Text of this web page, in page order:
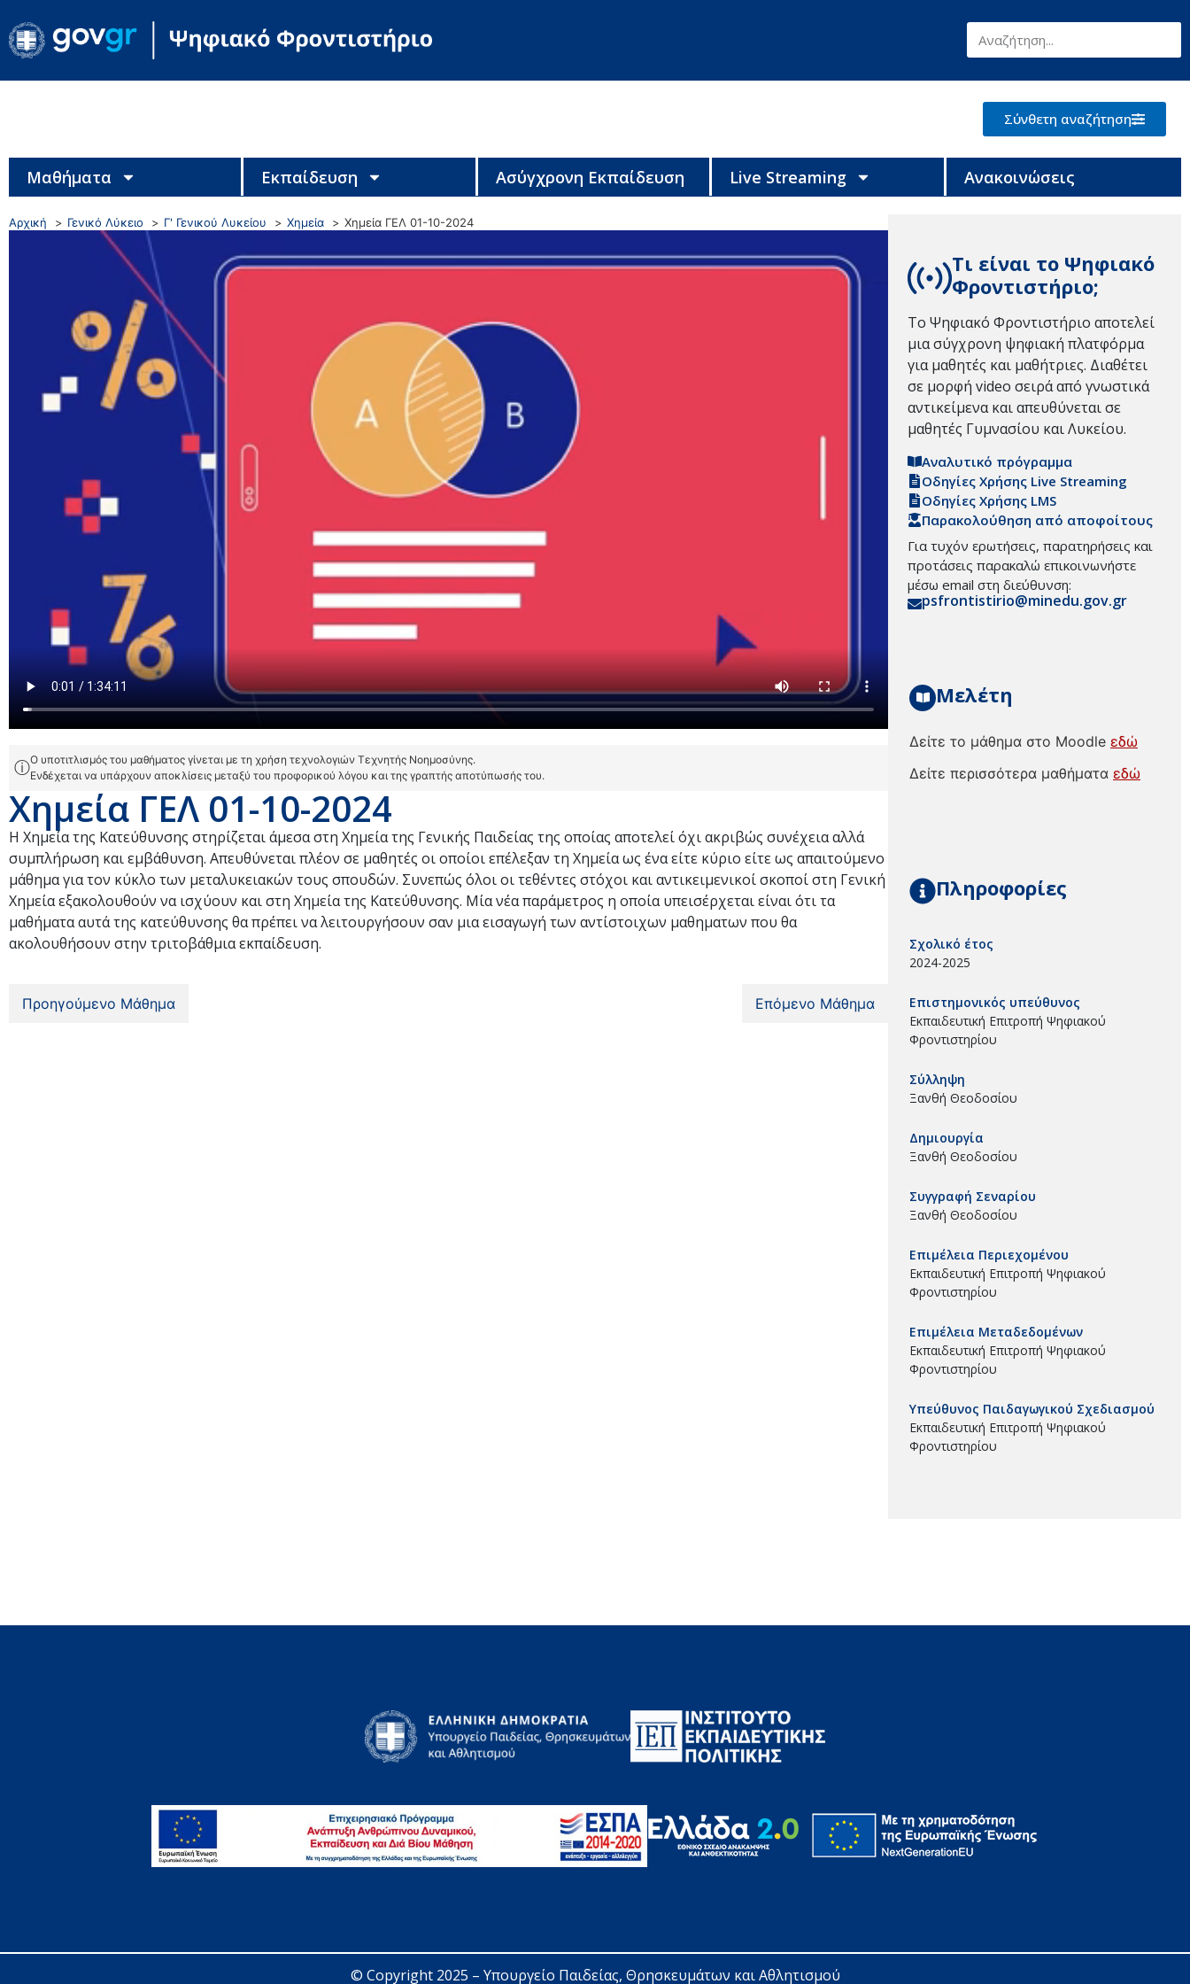
Σύνθετη αναζήτηση
Μαθήματα Εκπαίδευση Ασύγχρονη Εκπαίδευση Live Streaming Ανακοινώσεις
Αρχική Γενικό Λύκειο Γ' Γενικού Λυκείου Χημεία Χημεία ΓΕΛ 01-10-2024
ⓘΟ υποτιτλισμός του μαθήματος γίνεται με τη χρήση τεχνολογιών Τεχνητής Νοημοσύνης.
Ενδέχεται να υπάρχουν αποκλίσεις μεταξύ του προφορικού λόγου και της γραπτής αποτύπωσής του.
Χημεία ΓΕΛ 01-10-2024
Η Χημεία της Κατεύθυνσης στηρίζεται άμεσα στη Χημεία της Γενικής Παιδείας της οποίας αποτελεί όχι ακριβώς συνέχεια αλλά
συμπλήρωση και εμβάθυνση. Απευθύνεται πλέον σε μαθητές οι οποίοι επέλεξαν τη Χημεία ως ένα είτε κύριο είτε ως απαιτούμενο
μάθημα για τον κύκλο των μεταλυκειακών τους σπουδών. Συνεπώς όλοι οι τεθέντες στόχοι και αντικειμενικοί σκοποί στη Γενική
Χημεία εξακολουθούν να ισχύουν και στη Χημεία της Κατεύθυνσης. Μία νέα παράμετρος η οποία υπεισέρχεται είναι ότι τα
μαθήματα αυτά της κατεύθυνσης θα πρέπει να λειτουργήσουν σαν μια εισαγωγή των αντίστοιχων μαθηματων που θα
ακολουθήσουν στην τριτοβάθμια εκπαίδευση.
Προηγούμενο Μάθημα Επόμενο Μάθημα
Τι είναι το Ψηφιακό
Φροντιστήριο;
Το Ψηφιακό Φροντιστήριο αποτελεί
μια σύγχρονη ψηφιακή πλατφόρμα
για μαθητές και μαθήτριες. Διαθέτει
σε μορφή video σειρά από γνωστικά
αντικείμενα και απευθύνεται σε
μαθητές Γυμνασίου και Λυκείου.
Αναλυτικό πρόγραμμα
Οδηγίες Χρήσης Live Streaming
Οδηγίες Χρήσης LMS
Παρακολούθηση από αποφοίτους
Για τυχόν ερωτήσεις, παρατηρήσεις και
προτάσεις παρακαλώ επικοινωνήστε
μέσω email στη διεύθυνση:
psfrontistirio@minedu.gov.gr
Μελέτη
Δείτε το μάθημα στο Moodle εδώ
Δείτε περισσότερα μαθήματα εδώ
Πληροφορίες
Σχολικό έτος
2024-2025
Επιστημονικός υπεύθυνος
Εκπαιδευτική Επιτροπή Ψηφιακού
Φροντιστηρίου
Σύλληψη
Ξανθή Θεοδοσίου
Δημιουργία
Ξανθή Θεοδοσίου
Συγγραφή Σεναρίου
Ξανθή Θεοδοσίου
Επιμέλεια Περιεχομένου
Εκπαιδευτική Επιτροπή Ψηφιακού
Φροντιστηρίου
Επιμέλεια Μεταδεδομένων
Εκπαιδευτική Επιτροπή Ψηφιακού
Φροντιστηρίου
Υπεύθυνος Παιδαγωγικού Σχεδιασμού
Εκπαιδευτική Επιτροπή Ψηφιακού
Φροντιστηρίου
© Copyright 2025 – Υπουργείο Παιδείας, Θρησκευμάτων και Αθλητισμού